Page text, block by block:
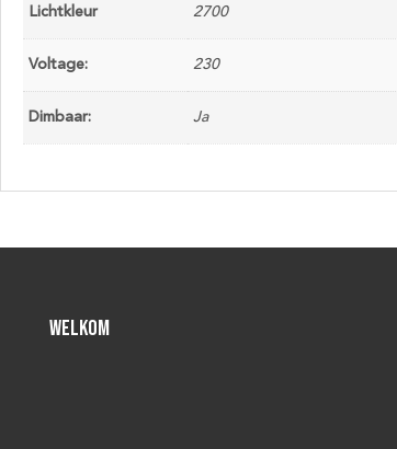
Lichtkleur 2700
Voltage: 230
Dimbaar: Ja
Welkom